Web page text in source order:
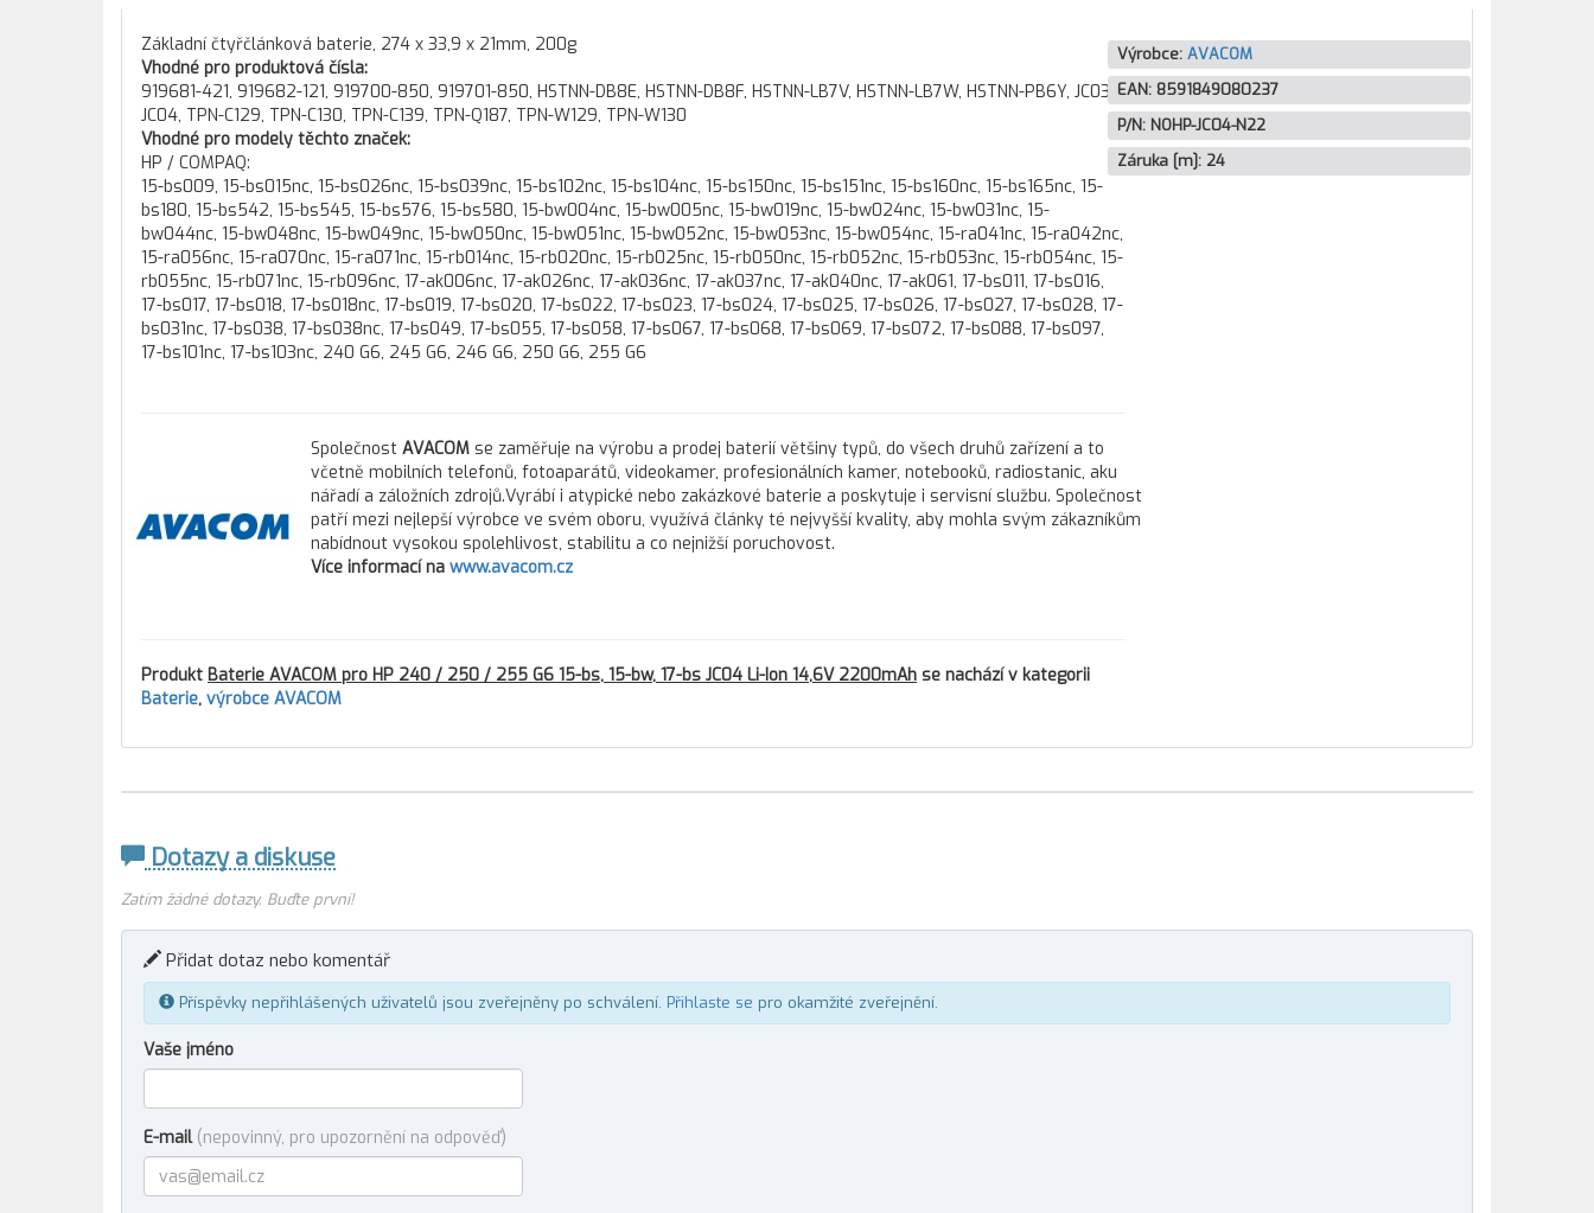
Základní čtyřčlánková baterie, 274 x 33,9 x 21mm, 200g
Vhodné pro produktová čísla:
919681-421, 919682-121, 919700-850, 919701-850, HSTNN-DB8E, HSTNN-DB8F, HSTNN-LB7V, HSTNN-LB7W, HSTNN-PB6Y, JC03,
JC04, TPN-C129, TPN-C130, TPN-C139, TPN-Q187, TPN-W129, TPN-W130
Vhodné pro modely těchto značek:
HP / COMPAQ:
15-bs009, 15-bs015nc, 15-bs026nc, 15-bs039nc, 15-bs102nc, 15-bs104nc, 15-bs150nc, 15-bs151nc, 15-bs160nc, 15-bs165nc, 15-
bs180, 15-bs542, 15-bs545, 15-bs576, 15-bs580, 15-bw004nc, 15-bw005nc, 15-bw019nc, 15-bw024nc, 15-bw031nc, 15-
bw044nc, 15-bw048nc, 15-bw049nc, 15-bw050nc, 15-bw051nc, 15-bw052nc, 15-bw053nc, 15-bw054nc, 15-ra041nc, 15-ra042nc,
15-ra056nc, 15-ra070nc, 15-ra071nc, 15-rb014nc, 15-rb020nc, 15-rb025nc, 15-rb050nc, 15-rb052nc, 15-rb053nc, 15-rb054nc, 15-
rb055nc, 15-rb071nc, 15-rb096nc, 17-ak006nc, 17-ak026nc, 17-ak036nc, 17-ak037nc, 17-ak040nc, 17-ak061, 17-bs011, 17-bs016,
17-bs017, 17-bs018, 17-bs018nc, 17-bs019, 17-bs020, 17-bs022, 17-bs023, 17-bs024, 17-bs025, 17-bs026, 17-bs027, 17-bs028, 17-
bs031nc, 17-bs038, 17-bs038nc, 17-bs049, 17-bs055, 17-bs058, 17-bs067, 17-bs068, 17-bs069, 17-bs072, 17-bs088, 17-bs097,
17-bs101nc, 17-bs103nc, 240 G6, 245 G6, 246 G6, 250 G6, 255 G6
Společnost AVACOM se zaměřuje na výrobu a prodej baterií většiny typů, do všech druhů zařízení a to
včetně mobilních telefonů, fotoaparátů, videokamer, profesionálních kamer, notebooků, radiostanic, aku
nářadí a záložních zdrojů.Vyrábí i atypické nebo zakázkové baterie a poskytuje i servisní službu. Společnost
patří mezi nejlepší výrobce ve svém oboru, využívá články té nejvyšší kvality, aby mohla svým zákazníkům
nabídnout vysokou spolehlivost, stabilitu a co nejnižší poruchovost.
Více informací na www.avacom.cz
Produkt Baterie AVACOM pro HP 240 / 250 / 255 G6 15-bs, 15-bw, 17-bs JC04 Li-Ion 14,6V 2200mAh se nachází v kategorii
Baterie, výrobce AVACOM
Výrobce: AVACOM
EAN: 8591849080237
P/N: NOHP-JC04-N22
Záruka [m]: 24
Dotazy a diskuse
Zatím žádné dotazy. Buďte první!
Přidat dotaz nebo komentář
Příspěvky nepřihlášených uživatelů jsou zveřejněny po schválení. Přihlaste se pro okamžité zveřejnění.
Vaše jméno
E-mail (nepovinný, pro upozornění na odpověď)